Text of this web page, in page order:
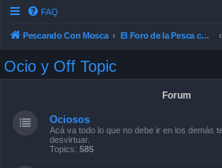
FAQ
Pescando Con Mosca El Foro de la Pesca con Mosca en Chile
Ocio y Off Topic
Forum
Ociosos
Acá va todo lo que no debe ir en los demás
desvirtuar.
Topics: 585